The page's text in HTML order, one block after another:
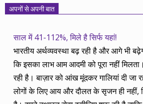
अपनों से अपनी बात
साल में 41-112%, मिले है सिर्फ यहां!
भारतीय अर्थव्यवस्था बढ़ रही है और आगे भी
कि इसका लाभ आम आदमी को पूरा नहीं
रही है। बाज़ार को आंख मूंदकर गालियां दी जा
लोगों के लिए आय और दौलत के सृजन ही नहीं,